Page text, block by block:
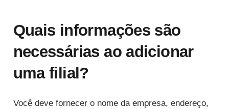
Quais informações são
necessárias ao adicionar
uma filial?
Você deve fornecer o nome da empresa, endereço,